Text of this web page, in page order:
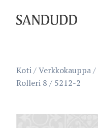
sisältöön
Koti/Verkkokauppa/
Rolleri 8 / 5212-2